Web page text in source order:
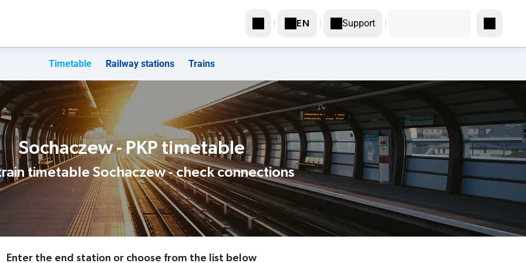
EN Support
Timetable Railway stations Trains
Sochaczew - PKP timetable
timetable Sochaczew - check connections
Enter the end station or choose from the list below